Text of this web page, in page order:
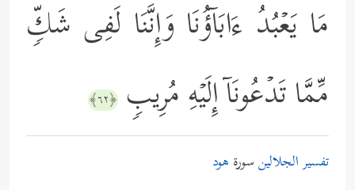
مَا یَعۡبُدُ ءَابَاۤؤُنَا وَإِنَّنَا لَفِی شَكࣲّ
مِّمَّا تَدۡعُونَاۤ إِلَیۡهِ مُرِیبࣲ ﴿٦٢﴾
تفسير الجلالينسورة هود